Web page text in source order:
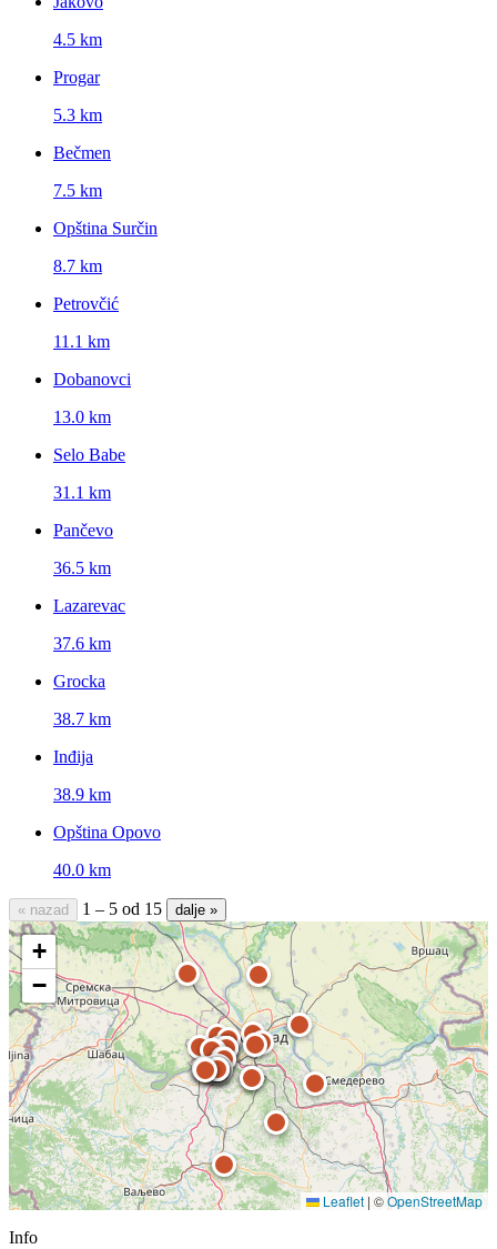
4.5 km
Progar
5.3 km
Bečmen
7.5 km
Opština Surčin
8.7 km
Petrovčić
11.1 km
Dobanovci
13.0 km
Selo Babe
31.1 km
Pančevo
36.5 km
Lazarevac
37.6 km
Grocka
38.7 km
Inđija
38.9 km
Opština Opovo
40.0 km
« nazad 1 – 5 od 15 dalje »
+
−
Leaflet | ©OpenStreetMap
Info